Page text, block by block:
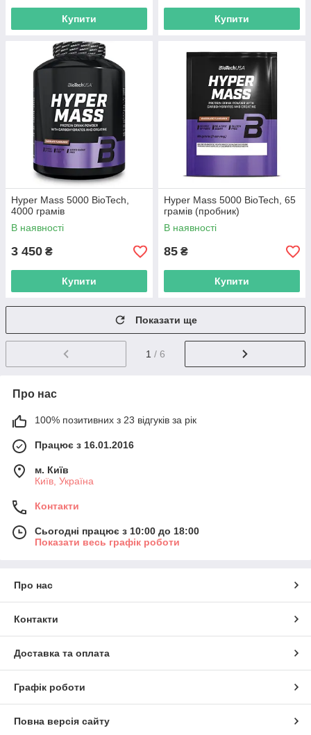
Купити Купити
Hyper Mass 5000 BioTech,
4000 грамів
В наявності
3 450 ₴
Купити
Hyper Mass 5000 BioTech, 65
грамів (пробник)
В наявності
85 ₴
Купити
Показати ще
1 / 6
Про нас
100% позитивних з 23 відгуків за рік
Працює з 16.01.2016
м. Київ
Київ, Україна
Контакти
Сьогодні працює з 10:00 до 18:00
Показати весь графік роботи
Про нас
Контакти
Доставка та оплата
Графік роботи
Повна версія сайту